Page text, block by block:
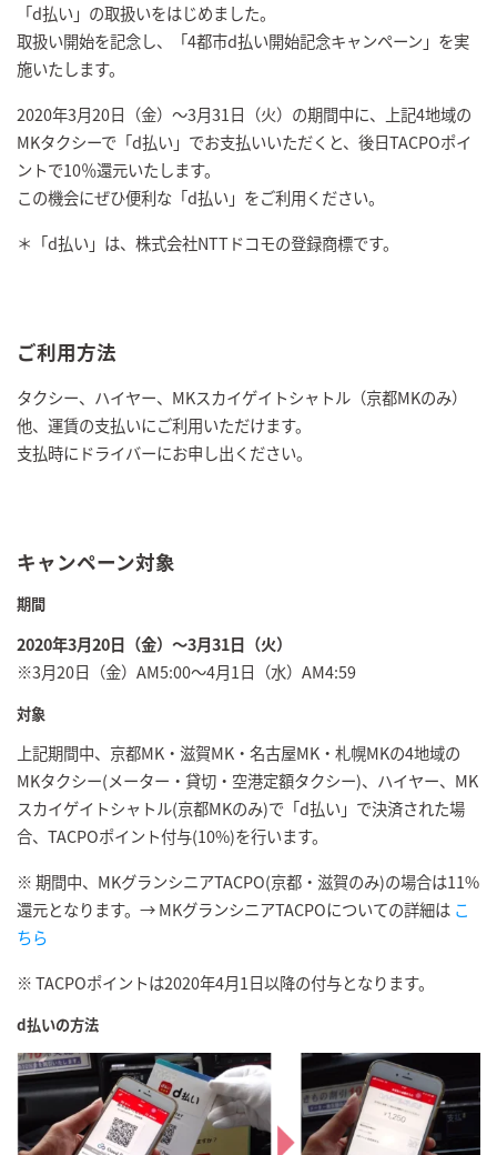
「d払い」の取扱いをはじめました。
取扱い開始を記念し、「4都市d払い開始記念キャンペーン」を実
施いたします。
2020年3月20日（金）～3月31日（火）の期間中に、上記4地域の
MKタクシーで「d払い」でお支払いいただくと、後日TACPOポイ
ントで10％還元いたします。
この機会にぜひ便利な「d払い」をご利用ください。
＊「d払い」は、株式会社NTTドコモの登録商標です。
ご利用方法
タクシー、ハイヤー、MKスカイゲイトシャトル（京都MKのみ）
他、運賃の支払いにご利用いただけます。
支払時にドライバーにお申し出ください。
キャンペーン対象
期間
2020年3月20日（金）～3月31日（火）
※3月20日（金）AM5:00～4月1日（水）AM4:59
対象
上記期間中、京都MK・滋賀MK・名古屋MK・札幌MKの4地域の
MKタクシー(メーター・貸切・空港定額タクシー)、ハイヤー、MK
スカイゲイトシャトル(京都MKのみ)で「d払い」で決済された場
合、TACPOポイント付与(10%)を行います。
※ 期間中、MKグランシニアTACPO(京都・滋賀のみ)の場合は11%
還元となります。→ MKグランシニアTACPOについての詳細は こ
ちら
※ TACPOポイントは2020年4月1日以降の付与となります。
d払いの方法